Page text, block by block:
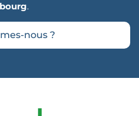
.
nous ?